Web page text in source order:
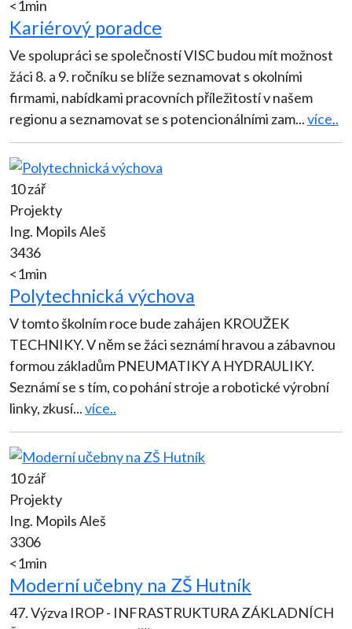
<1min
Kariérový poradce
Ve spolupráci se společností VISC budou mít možnost
žáci 8. a 9. ročníku se blíže seznamovat s okolními
firmami, nabídkami pracovních příležitostí v našem
regionu a seznamovat se s potencionálními zam...více..
10 zář
Projekty
Ing. Mopils Aleš
3436
<1min
Polytechnická výchova
V tomto školním roce bude zahájen KROUŽEK
TECHNIKY. V něm se žáci seznámí hravou a zábavnou
formou základům PNEUMATIKY A HYDRAULIKY.
Seznámí se s tím, co pohání stroje a robotické výrobní
linky, zkusí...více..
10 zář
Projekty
Ing. Mopils Aleš
3306
<1min
Moderní učebny na ZŠ Hutník
47. Výzva IROP - INFRASTRUKTURA ZÁKLADNÍCH